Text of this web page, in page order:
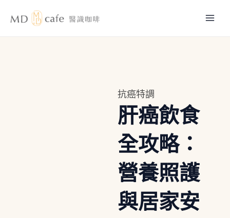
抗癌特調
肝癌飲食
全攻略：
營養照護
與居家安